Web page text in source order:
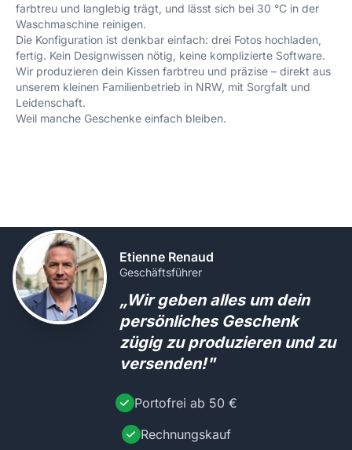
farbtreu und langlebig trägt, und lässt sich bei 30 °C in der
Waschmaschine reinigen.
Die Konfiguration ist denkbar einfach: drei Fotos hochladen,
fertig. Kein Designwissen nötig, keine komplizierte Software.
Wir produzieren dein Kissen farbtreu und präzise – direkt aus
unserem kleinen Familienbetrieb in NRW, mit Sorgfalt und
Leidenschaft.
Weil manche Geschenke einfach bleiben.
Etienne Renaud
Geschäftsführer
„Wir geben alles um dein
persönliches Geschenk
zügig zu produzieren und zu
versenden!"
Portofrei ab 50 €
Rechnungskauf